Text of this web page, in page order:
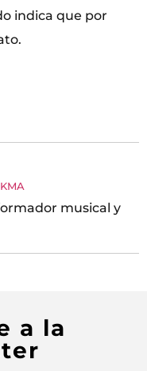
indica que por
musical y
a la